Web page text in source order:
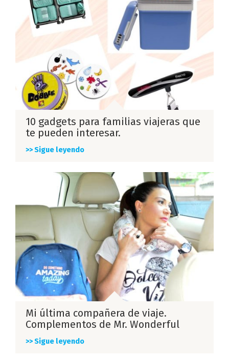
10 gadgets para familias viajeras que
te pueden interesar.
>> Sigue leyendo
Mi última compañera de viaje.
Complementos de Mr. Wonderful
>> Sigue leyendo